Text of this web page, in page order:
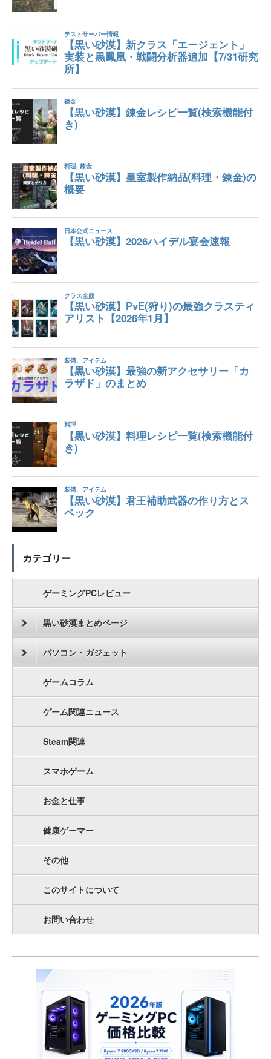
カテゴリー
ゲーミングPCレビュー
黒い砂漠まとめページ
パソコン・ガジェット
ゲームコラム
ゲーム関連ニュース
Steam関連
スマホゲーム
お金と仕事
健康ゲーマー
その他
このサイトについて
お問い合わせ